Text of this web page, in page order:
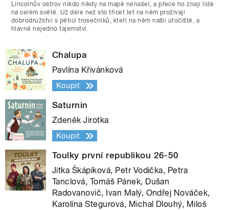
Lincolnův ostrov nikdo nikdy na mapě nenašel, a přece ho znají lidé
na celém světě. Už déle než sto třicet let na něm prožívají
dobrodružství s pěticí trosečníků, kteří na něm našli útočiště, a
hlavně nejedno tajemství.
Chalupa
Pavlína Křivánková
Koupit
Saturnin
Zdeněk Jirotka
Koupit
Toulky první republikou 26-50
Jitka Škápíková, Petr Vodička, Petra
Tanclová, Tomáš Pánek, Dušan
Radovanovič, Ivan Malý, Ondřej Nováček,
Karolína Stegurová, Michal Dlouhý, Miloš